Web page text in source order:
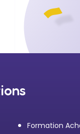
Formation